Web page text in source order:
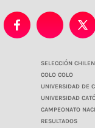
SELECCIÓN
COLO COLO
UNIVERSIDAD DE
UNIVERSIDAD
CAMPEONATO
RESULTADOS